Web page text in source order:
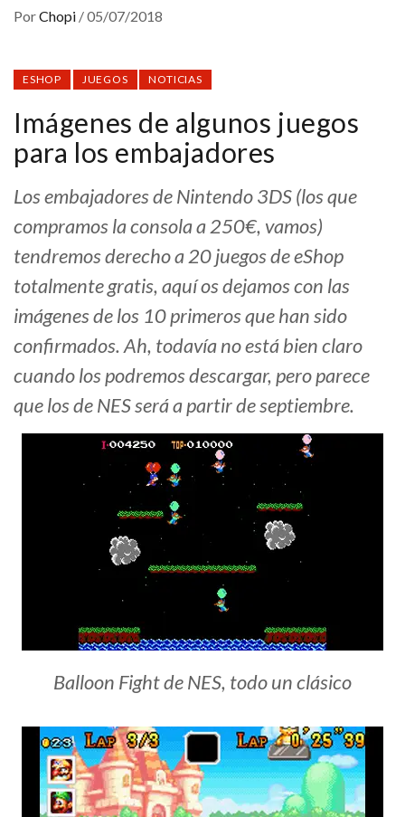
PorChopi /05/07/2018
ESHOP JUEGOS NOTICIAS
Imágenes de algunos juegos
para los embajadores
Los embajadores de Nintendo 3DS (los que
compramos la consola a 250€, vamos)
tendremos derecho a 20 juegos de eShop
totalmente gratis, aquí os dejamos con las
imágenes de los 10 primeros que han sido
confirmados. Ah, todavía no está bien claro
cuando los podremos descargar, pero parece
que los de NES será a partir de septiembre.
Balloon Fight de NES, todo un clásico